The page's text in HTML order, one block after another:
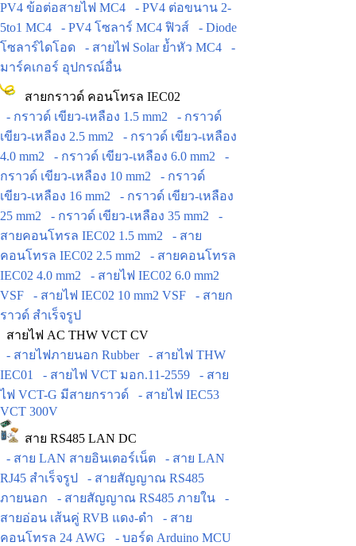
PV4 ข้อต่อสายไฟ MC4
- PV4 ต่อขนาน 2-
5to1 MC4
- PV4 โซลาร์ MC4 ฟิวส์
- Diode
โซลาร์ไดโอด
- สายไฟ Solar ย้ำหัว MC4
-
มาร์คเกอร์ อุปกรณ์อื่น
สายกราวด์ คอนโทรล IEC02
- กราวด์ เขียว-เหลือง 1.5 mm2
- กราวด์
เขียว-เหลือง 2.5 mm2
- กราวด์ เขียว-เหลือง
4.0 mm2
- กราวด์ เขียว-เหลือง 6.0 mm2
-
กราวด์ เขียว-เหลือง 10 mm2
- กราวด์
เขียว-เหลือง 16 mm2
- กราวด์ เขียว-เหลือง
25 mm2
- กราวด์ เขียว-เหลือง 35 mm2
-
สายคอนโทรล IEC02 1.5 mm2
- สาย
คอนโทรล IEC02 2.5 mm2
- สายคอนโทรล
IEC02 4.0 mm2
- สายไฟ IEC02 6.0 mm2
VSF
- สายไฟ IEC02 10 mm2 VSF
- สายก
ราวด์ สำเร็จรูป
สายไฟ AC THW VCT CV
- สายไฟภายนอก Rubber
- สายไฟ THW
IEC01
- สายไฟ VCT มอก.11-2559
- สาย
ไฟ VCT-G มีสายกราวด์
- สายไฟ IEC53
VCT 300V
สาย RS485 LAN DC
- สาย LAN สายอินเตอร์เน็ต
- สาย LAN
RJ45 สำเร็จรูป
- สายสัญญาณ RS485
ภายนอก
- สายสัญญาณ RS485 ภายใน
-
สายอ่อน เส้นคู่ RVB แดง-ดำ
- สาย
คอนโทรล 24 AWG
- บอร์ด Arduino MCU